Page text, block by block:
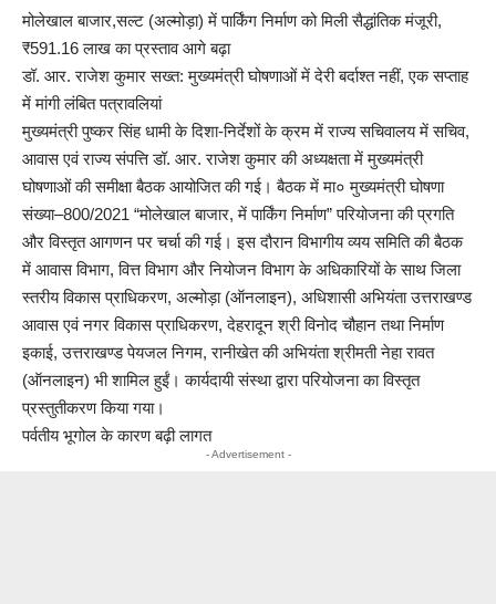
मोलेखाल बाजार,सल्ट (अल्मोड़ा) में पार्किंग निर्माण को मिली सैद्धांतिक मंजूरी,
₹591.16 लाख का प्रस्ताव आगे बढ़ा
डॉ. आर. राजेश कुमार सख्त: मुख्यमंत्री घोषणाओं में देरी बर्दाश्त नहीं, एक सप्ताह
में मांगी लंबित पत्रावलियां
मुख्यमंत्री पुष्कर सिंह धामी के दिशा-निर्देशों के क्रम में राज्य सचिवालय में सचिव,
आवास एवं राज्य संपत्ति डॉ. आर. राजेश कुमार की अध्यक्षता में मुख्यमंत्री
घोषणाओं की समीक्षा बैठक आयोजित की गई। बैठक में मा० मुख्यमंत्री घोषणा
संख्या–800/2021 “मोलेखाल बाजार, में पार्किंग निर्माण” परियोजना की प्रगति
और विस्तृत आगणन पर चर्चा की गई। इस दौरान विभागीय व्यय समिति की बैठक
में आवास विभाग, वित्त विभाग और नियोजन विभाग के अधिकारियों के साथ जिला
स्तरीय विकास प्राधिकरण, अल्मोड़ा (ऑनलाइन), अधिशासी अभियंता उत्तराखण्ड
आवास एवं नगर विकास प्राधिकरण, देहरादून श्री विनोद चौहान तथा निर्माण
इकाई, उत्तराखण्ड पेयजल निगम, रानीखेत की अभियंता श्रीमती नेहा रावत
(ऑनलाइन) भी शामिल हुईं। कार्यदायी संस्था द्वारा परियोजना का विस्तृत
प्रस्तुतीकरण किया गया।
पर्वतीय भूगोल के कारण बढ़ी लागत
- Advertisement -